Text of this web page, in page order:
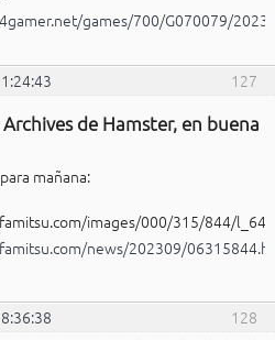
games/700/G070079/
127
de Hamster, en buena
para mañana:
news/202309/
128